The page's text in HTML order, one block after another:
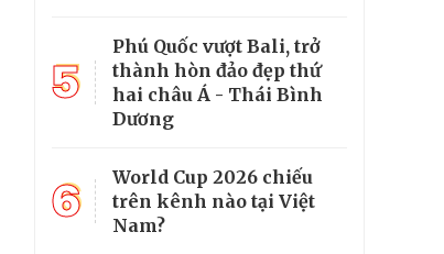
5
Phú Quốc vượt Bali, trở
thành hòn đảo đẹp thứ
hai châu Á - Thái Bình
Dương
6
World Cup 2026 chiếu
trên kênh nào tại Việt
Nam?